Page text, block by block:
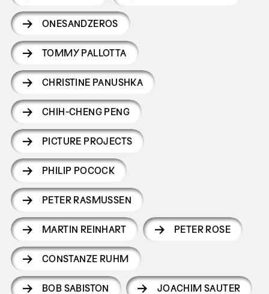
ONESANDZEROS
TOMMY PALLOTTA
CHRISTINE PANUSHKA
CHIH-CHENG PENG
PICTURE PROJECTS
PHILIP POCOCK
PETER RASMUSSEN
MARTIN REINHART PETER ROSE
CONSTANZE RUHM
BOB SABISTON JOACHIM SAUTER